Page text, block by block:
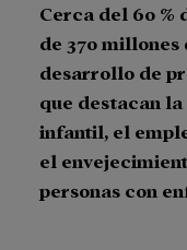
Cerca del 60 %
de 370 millones
desarrollo de
que destacan
infantil, el
el
personas con